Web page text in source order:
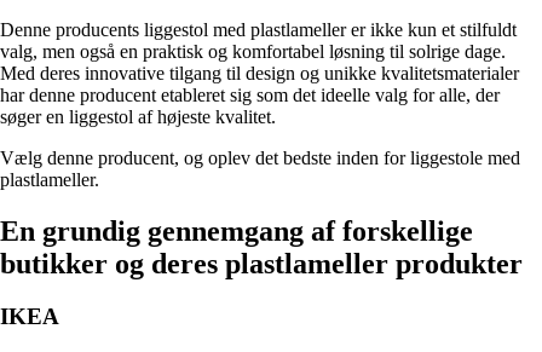
Denne producents liggestol med plastlameller er ikke kun et stilfuldt
valg, men også en praktisk og komfortabel løsning til solrige dage.
Med deres innovative tilgang til design og unikke kvalitetsmaterialer
har denne producent etableret sig som det ideelle valg for alle, der
søger en liggestol af højeste kvalitet.
Vælg denne producent, og oplev det bedste inden for liggestole med
plastlameller.
En grundig gennemgang af forskellige
butikker og deres plastlameller produkter
IKEA